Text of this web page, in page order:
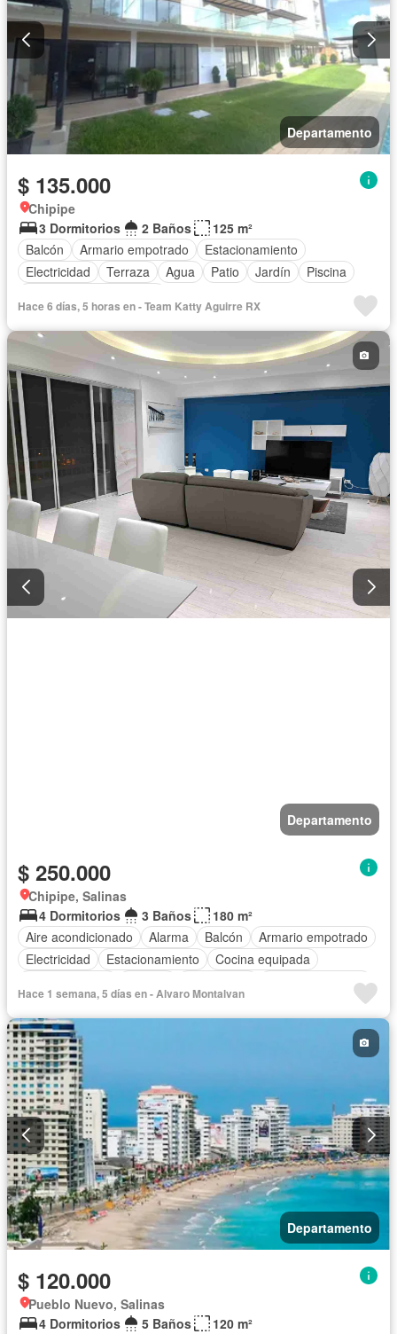
Departamento
$ 135.000
Chipipe
3 Dormitorios
2 Baños
125 m²
Balcón
Armario empotrado
Estacionamiento
Electricidad
Terraza Agua Patio Jardín
Piscina
Hace 6 días, 5 horas en - Team Katty Aguirre RX
Departamento
$ 250.000
Chipipe, Salinas
4 Dormitorios
3 Baños
180 m²
Aire acondicionado
Alarma Balcón
Armario empotrado
Electricidad
Estacionamiento
Cocina equipada
Vista panorámica
Agua
Conserje Garita de guardianía
Seguridad
Completamente amoblado
Hace 1 semana, 5 días en - Alvaro Montalvan
Departamento
$ 120.000
Pueblo Nuevo, Salinas
4 Dormitorios
5 Baños
120 m²